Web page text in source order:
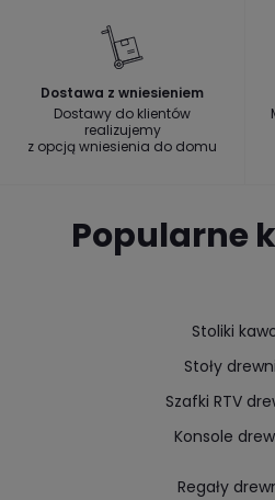
Dostawa z wniesieniem
Dostawy do klientów
realizujemy
z opcją wniesienia do domu
Popularne
Stoliki
Stoły
Szafki RTV
Konsole
Regały